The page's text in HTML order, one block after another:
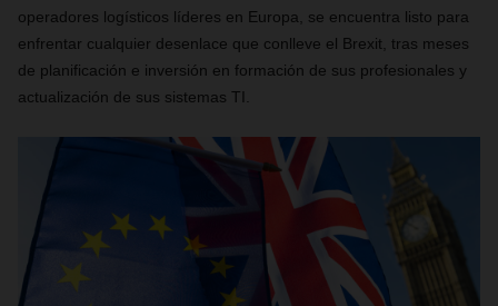
operadores logísticos líderes en Europa, se encuentra listo para
enfrentar cualquier desenlace que conlleve el Brexit, tras meses
de planificación e inversión en formación de sus profesionales y
actualización de sus sistemas TI.